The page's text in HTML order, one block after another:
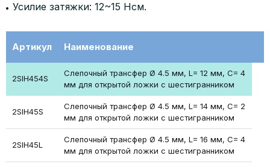
Усилие затяжки: 12~15 Нсм.
Артикул Наименование
2SIH454S
Слепочный трансфер Ø 4.5 мм, L= 12 мм, C= 4
мм для открытой ложки с шестигранником
2SIH45S
Слепочный трансфер Ø 4.5 мм, L= 14 мм, C= 2
мм для открытой ложки с шестигранником
2SIH45L
Слепочный трансфер Ø 4.5 мм, L= 16 мм, C= 4
мм для открытой ложки с шестигранником